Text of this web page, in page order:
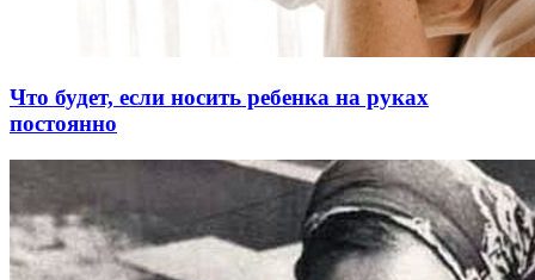
Что будет, если носить ребенка на руках
постоянно